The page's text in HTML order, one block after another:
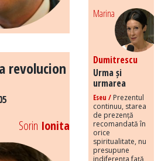
revolucion
Sorin Ionita
Marina
Dumitrescu
Urma și
urmarea
Eseu / Prezentul
continuu, starea
de prezență
recomandată în
orice
spiritualitate, nu
presupune
indiferența față